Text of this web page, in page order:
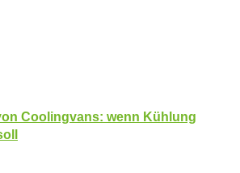
Coolingvans: wenn Kühlung